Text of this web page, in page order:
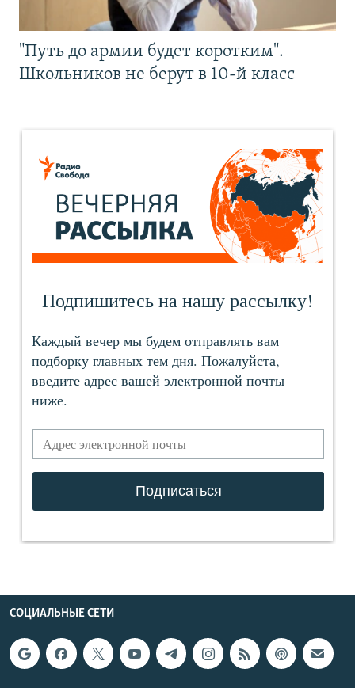
"Путь до армии будет коротким".
Школьников не берут в 10-й класс
СОЦИАЛЬНЫЕ СЕТИ